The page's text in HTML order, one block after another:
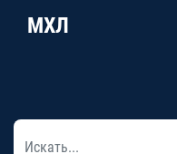
МХЛ